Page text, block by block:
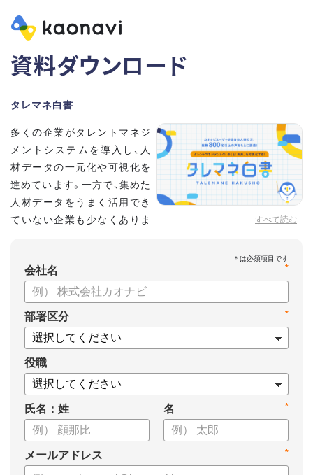
資料ダウンロード
タレマネ白書
すべて読む
多くの企業がタレントマネジ
メントシステムを導入し、人
材データの一元化や可視化を
進めています。一方で、集めた
人材データをうまく活用でき
ていない企業も少なくありま
こうした実情をふまえ、システム導入有無に留まらず、活用状
況や成果を明らかにすべく調査いたしました。
【資料の内容】
・タレントマネジメント推進の事業戦略貢献度
・タレントマネジメントシステム導入の手応え
・人事担当者以外でのカオナビ利用比率
これからのタレントマネジメントが目指すべき指針の参考と
して、ぜひお役立てください。
*
会社名
*
部署区分
役職
氏名：姓 *
名
*
メールアドレス